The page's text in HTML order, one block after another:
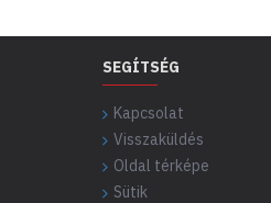
SEGÍTSÉG
Kapcsolat
Visszaküldés
Oldal térképe
Sütik